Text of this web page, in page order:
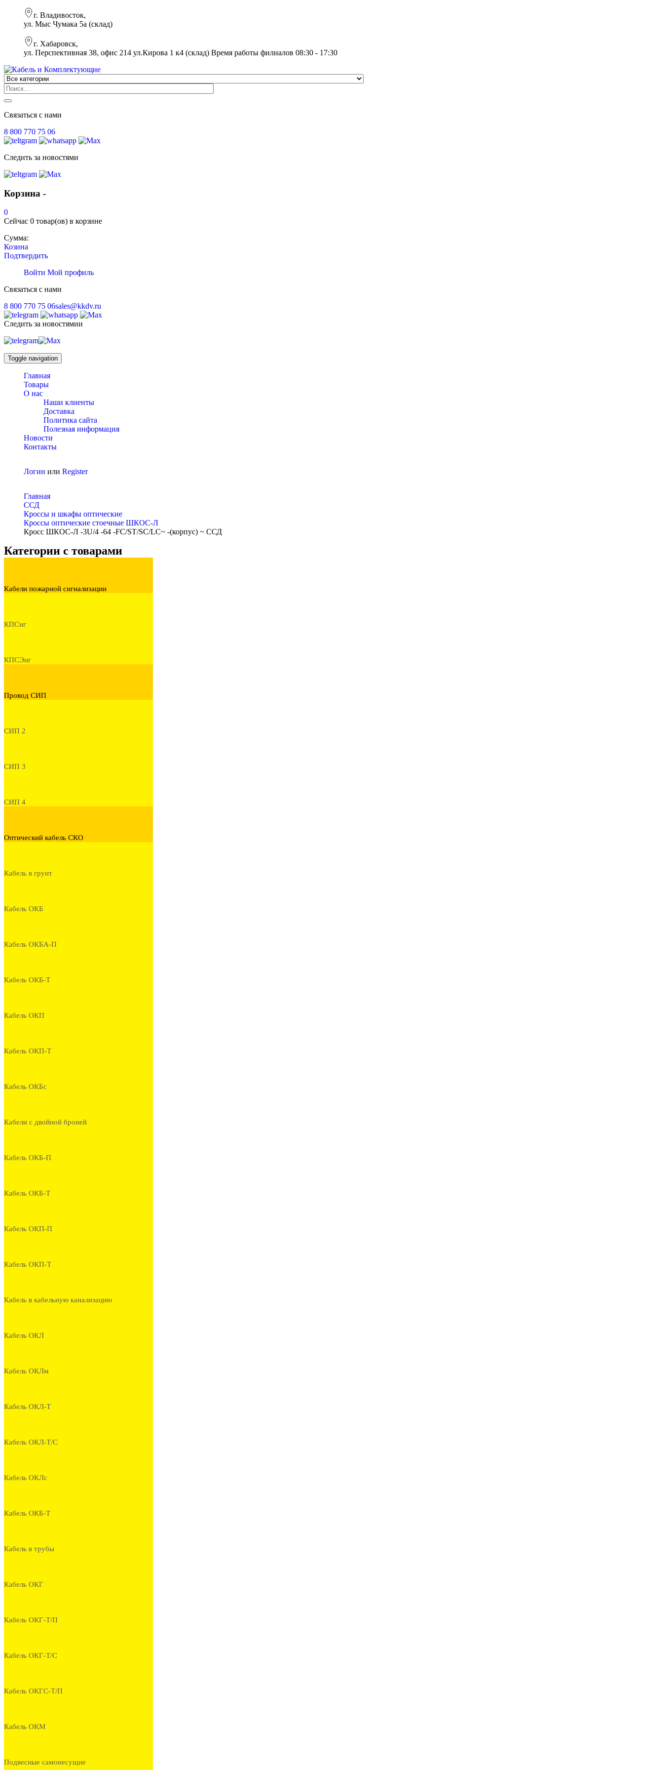
г. Владивосток,
ул. Мыс Чумака 5а (склад)
г. Хабаровск,
ул. Перспективная 38, офис 214 ул.Кирова 1 к4 (склад) Время работы филиалов 08:30 - 17:30
Связаться с нами
8 800 770 75 06
Следить за новостями
Корзина -
0
Сейчас 0 товар(ов) в корзине
Сумма:
Козина
Подтвердить
Войти Мой профиль
Связаться с нами
8 800 770 75 06sales@kkdv.ru
Следить за новостямии
Toggle navigation
Главная
Товары
О нас
Наши клиенты
Доставка
Политика сайта
Полезная информация
Новости
Контакты
Логин или Register
Главная
ССД
Кроссы и шкафы оптические
Кроссы оптические стоечные ШКОС-Л
Кросс ШКОС-Л -3U/4 -64 -FC/ST/SC/LC~ -(корпус) ~ ССД
Категории с товарами
Кабели пожарной сигнализации
КПСнг
КПСЭнг
Провод СИП
СИП 2
СИП 3
СИП 4
Оптический кабель СКО
Кабель в грунт
Кабель ОКБ
Кабель ОКБА-П
Кабель ОКБ-Т
Кабель ОКП
Кабель ОКП-Т
Кабель ОКБс
Кабели с двойной броней
Кабель ОКБ-П
Кабель ОКБ-Т
Кабель ОКП-П
Кабель ОКП-Т
Кабель в кабельную канализацию
Кабель ОКЛ
Кабель ОКЛм
Кабель ОКЛ-Т
Кабель ОКЛ-Т/С
Кабель ОКЛс
Кабель ОКБ-Т
Кабель в трубы
Кабель ОКГ
Кабель ОКГ-Т/П
Кабель ОКГ-Т/С
Кабель ОКГС-Т/П
Кабель ОКМ
Подвесные самонесущие